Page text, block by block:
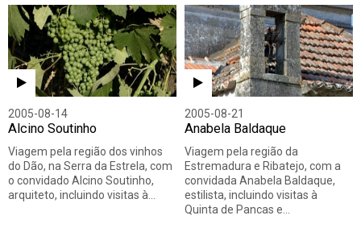
2005-08-14
Alcino Soutinho
Viagem pela região dos vinhos
do Dão, na Serra da Estrela, com
o convidado Alcino Soutinho,
arquiteto, incluindo visitas à…
2005-08-21
Anabela Baldaque
Viagem pela região da
Estremadura e Ribatejo, com a
convidada Anabela Baldaque,
estilista, incluindo visitas à
Quinta de Pancas e…